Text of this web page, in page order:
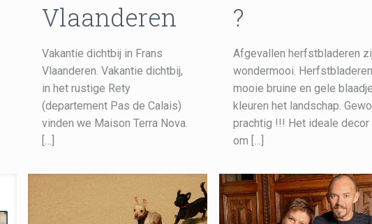
Vlaanderen
Vakantie dichtbij in Frans
Vlaanderen. Vakantie dichtbij,
in het rustige Rety
(departement Pas de Calais)
vinden we Maison Terra Nova.
[…]
?
Afgevallen herfstbladeren
wondermooi.
mooie bruine en gele
kleuren het landschap.
prachtig !!! Het ideale decor
om […]